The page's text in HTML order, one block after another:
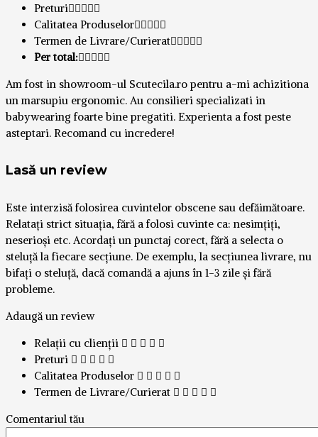
Preturi
Calitatea Produselor
Termen de Livrare/Curierat
Per total:
Am fost in showroom-ul Scutecila.ro pentru a-mi achizitiona
un marsupiu ergonomic. Au consilieri specializati in
babywearing foarte bine pregatiti. Experienta a fost peste
asteptari. Recomand cu incredere!
Lasă un review
Este interzisă folosirea cuvintelor obscene sau defăimătoare.
Relatați strict situația, fără a folosi cuvinte ca: nesimțiți,
neserioși etc. Acordați un punctaj corect, fără a selecta o
steluță la fiecare secțiune. De exemplu, la secțiunea livrare, nu
bifați o steluță, dacă comandă a ajuns în 1-3 zile și fără
probleme.
Adaugă un review
Relații cu clienții
Preturi
Calitatea Produselor
Termen de Livrare/Curierat
Comentariul tău